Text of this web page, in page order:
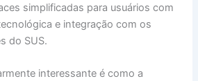
simplificadas para usuários com
e integração com os
do SUS.
interessante é como a